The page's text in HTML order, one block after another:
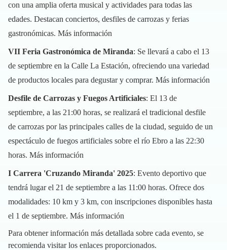
con una amplia oferta musical y actividades para todas las
edades. Destacan conciertos, desfiles de carrozas y ferias
gastronómicas. Más información
VII Feria Gastronómica de Miranda: Se llevará a cabo el 13
de septiembre en la Calle La Estación, ofreciendo una variedad
de productos locales para degustar y comprar. Más información
Desfile de Carrozas y Fuegos Artificiales: El 13 de
septiembre, a las 21:00 horas, se realizará el tradicional desfile
de carrozas por las principales calles de la ciudad, seguido de un
espectáculo de fuegos artificiales sobre el río Ebro a las 22:30
horas. Más información
I Carrera 'Cruzando Miranda' 2025: Evento deportivo que
tendrá lugar el 21 de septiembre a las 11:00 horas. Ofrece dos
modalidades: 10 km y 3 km, con inscripciones disponibles hasta
el 1 de septiembre. Más información
Para obtener información más detallada sobre cada evento, se
recomienda visitar los enlaces proporcionados.